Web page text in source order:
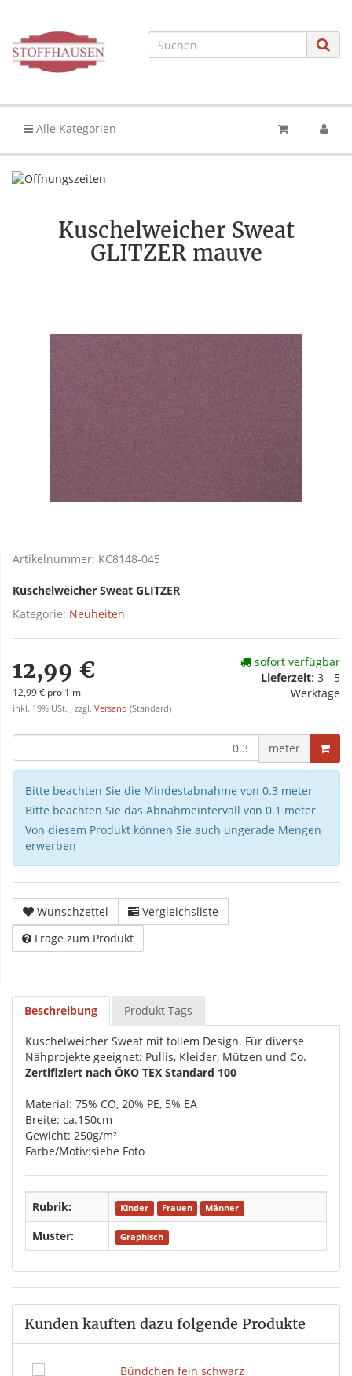
Alle Kategorien
Kuschelweicher Sweat
GLITZER mauve
Artikelnummer: KC8148-045
Kuschelweicher Sweat GLITZER
Kategorie: Neuheiten
12,99 €
12,99 € pro 1 m
inkl. 19% USt. , zzgl. Versand (Standard)
sofort verfügbar
Lieferzeit: 3 - 5
Werktage
meter
Bitte beachten Sie die Mindestabnahme von 0.3 meter
Bitte beachten Sie das Abnahmeintervall von 0.1 meter
Von diesem Produkt können Sie auch ungerade Mengen
erwerben
Wunschzettel
Vergleichsliste
Frage zum Produkt
Beschreibung Produkt Tags
Kuschelweicher Sweat mit tollem Design. Für diverse
Nähprojekte geeignet: Pullis, Kleider, Mützen und Co.
Zertifiziert nach ÖKO TEX Standard 100
Material: 75% CO, 20% PE, 5% EA
Breite: ca.150cm
Gewicht: 250g/m²
Farbe/Motiv:siehe Foto
Rubrik: Kinder Frauen Männer
Muster: Graphisch
Kunden kauften dazu folgende Produkte